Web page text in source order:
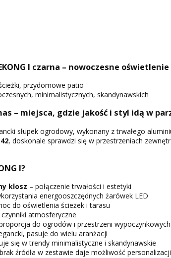
I czarna – nowoczesne
przydomowe patio
minimalistycznych, skandynawskich
– miejsca, gdzie jakość i styl idą w
słupek ogrodowy, wykonany z trwałego
, doskonale sprawdzi się w przestrzeniach
I?
klosz – połączenie trwałości i estetyki
energooszczędnych żarówek LED
do oświetlenia ścieżek i tarasu
atmosferyczne
do ogrodów i przestrzeni wypoczynkowych
pasuje do wielu aranżacji
się w trendy minimalistyczne i skandynawskie
źródła w zestawie daje możliwość